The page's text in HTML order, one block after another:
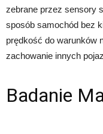
zebrane przez sensory
sposób samochód bez
prędkość do warunków
zachowanie innych
Badanie